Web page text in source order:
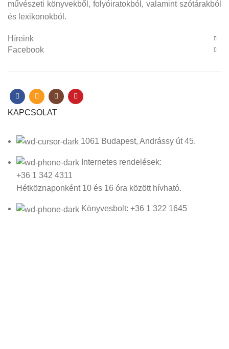
művészeti könyvekből, folyóiratokból, valamint szótárakból
és lexikonokból.
Híreink
Facebook
KAPCSOLAT
1061 Budapest, Andrássy út 45.
Internetes rendelések:
+36 1 342 4311
Hétköznaponként 10 és 16 óra között hívható.
Könyvesbolt: +36 1 322 1645